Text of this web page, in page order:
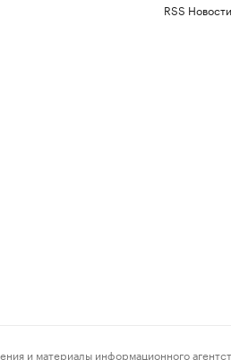
RSS Новости
информационного